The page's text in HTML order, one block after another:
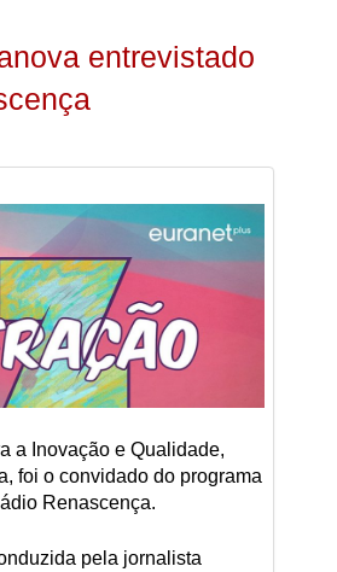
entrevistado
a Inovação e Qualidade,
foi o convidado do programa
Renascença.
pela jornalista